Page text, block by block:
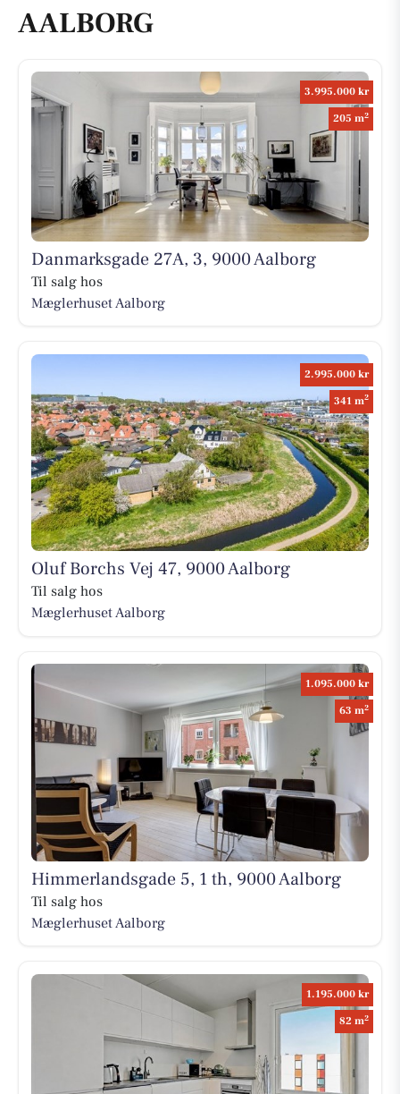
AALBORG
3.995.000 kr
205 m2
Danmarksgade 27A, 3, 9000 Aalborg
Til salg hos
Mæglerhuset Aalborg
2.995.000 kr
341 m2
Oluf Borchs Vej 47, 9000 Aalborg
Til salg hos
Mæglerhuset Aalborg
1.095.000 kr
63 m2
Himmerlandsgade 5, 1 th, 9000 Aalborg
Til salg hos
Mæglerhuset Aalborg
1.195.000 kr
82 m2